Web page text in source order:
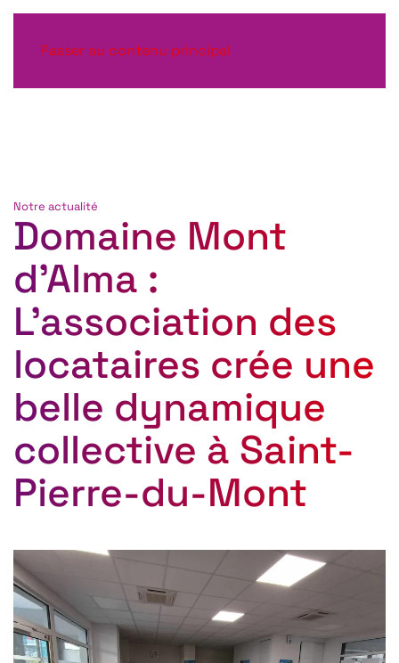
Passer au contenu principal
Notre actualité
Domaine Mont
d’Alma :
L’association des
locataires crée une
belle dynamique
collective à Saint-
Pierre-du-Mont